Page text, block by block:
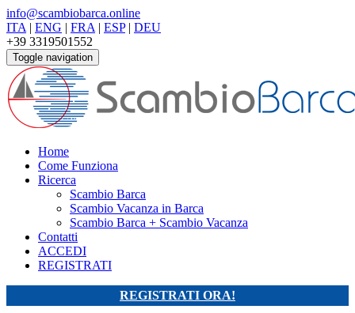
info@scambiobarca.online
ITA | ENG | FRA | ESP| DEU
+39 3319501552
Toggle navigation
Home
Come Funziona
Ricerca
Scambio Barca
Scambio Vacanza in Barca
Scambio Barca + Scambio Vacanza
Contatti
ACCEDI
REGISTRATI
REGISTRATI ORA!